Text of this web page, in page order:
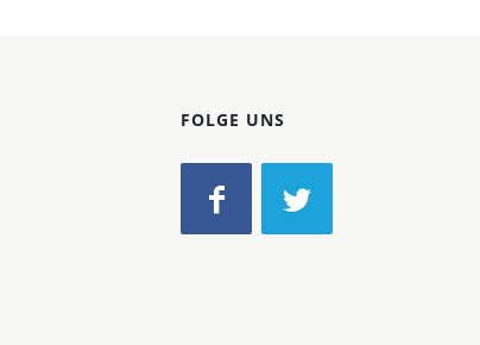
FOLGE UNS